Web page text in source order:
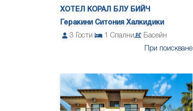
ХОТЕЛ КОРАЛ БЛУ БИЙЧ
Геракини Ситония Халкидики
3
Гости 1 Спални
Басейн
При поискване